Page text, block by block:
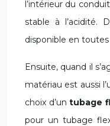
l’intérieur du
stable à l’acidité.
disponible en
Ensuite, quand il
matériau est aussi
choix d’untubage
pour un tubage